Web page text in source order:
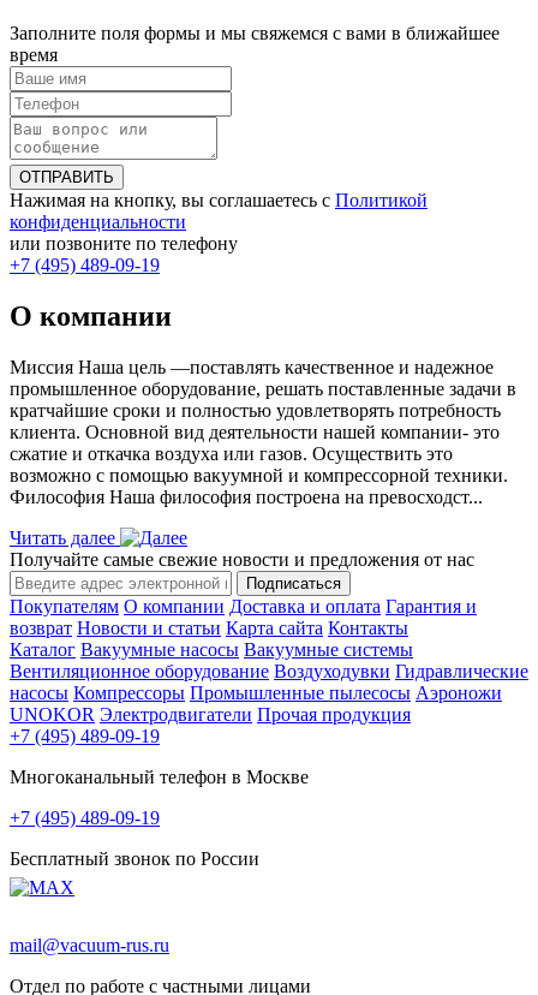
Заполните поля формы и мы свяжемся с вами в ближайшее
время
ОТПРАВИТЬ
Нажимая на кнопку, вы соглашаетесь с Политикой
конфиденциальности
или позвоните по телефону
+7 (495) 489-09-19
О компании
Миссия Наша цель ―поставлять качественное и надежное
промышленное оборудование, решать поставленные задачи в
кратчайшие сроки и полностью удовлетворять потребность
клиента. Основной вид деятельности нашей компании- это
сжатие и откачка воздуха или газов. Осуществить это
возможно с помощью вакуумной и компрессорной техники.
Философия Наша философия построена на превосходст...
Читать далее
Получайте самые свежие новости и предложения от нас
Подписаться
Покупателям О компании Доставка и оплата Гарантия и
возврат Новости и статьи Карта сайта Контакты
Каталог Вакуумные насосы Вакуумные системы
Вентиляционное оборудование Воздуходувки Гидравлические
насосы Компрессоры Промышленные пылесосы Аэроножи
UNOKOR Электродвигатели Прочая продукция
+7 (495) 489-09-19
Многоканальный телефон в Москве
+7 (495) 489-09-19
Бесплатный звонок по России
mail@vacuum-rus.ru
Отдел по работе с частными лицами